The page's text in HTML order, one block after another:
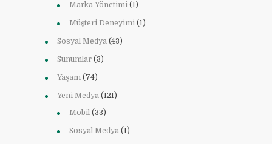
Marka Yönetimi (1)
Müşteri Deneyimi (1)
Sosyal Medya (43)
Sunumlar (3)
Yaşam (74)
Yeni Medya (121)
Mobil (33)
Sosyal Medya (1)